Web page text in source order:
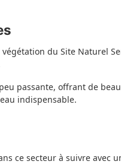
du Site Naturel
passante, offrant de
indispensable.
ce secteur à suivre avec